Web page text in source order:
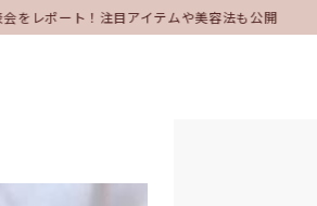
レポート！注目アイテムや美容法も公開